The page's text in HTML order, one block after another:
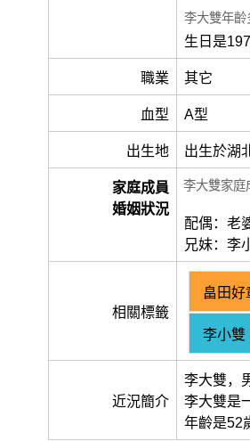
李大雙年齡
生日是
職業 其它
血型 A型
出生地 出生於湖
家庭成員
婚姻狀況
李大雙家庭
配偶：老
兄妹：李
相關標籤
畠田好
李小雙
近況簡介
李大雙，
李大雙是
年齡是52